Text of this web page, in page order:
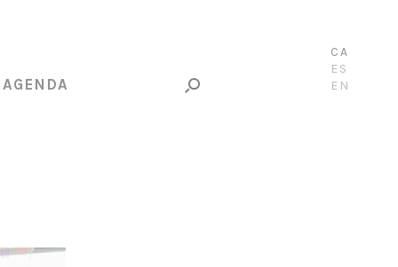
CA
ES
EN
AGENDA